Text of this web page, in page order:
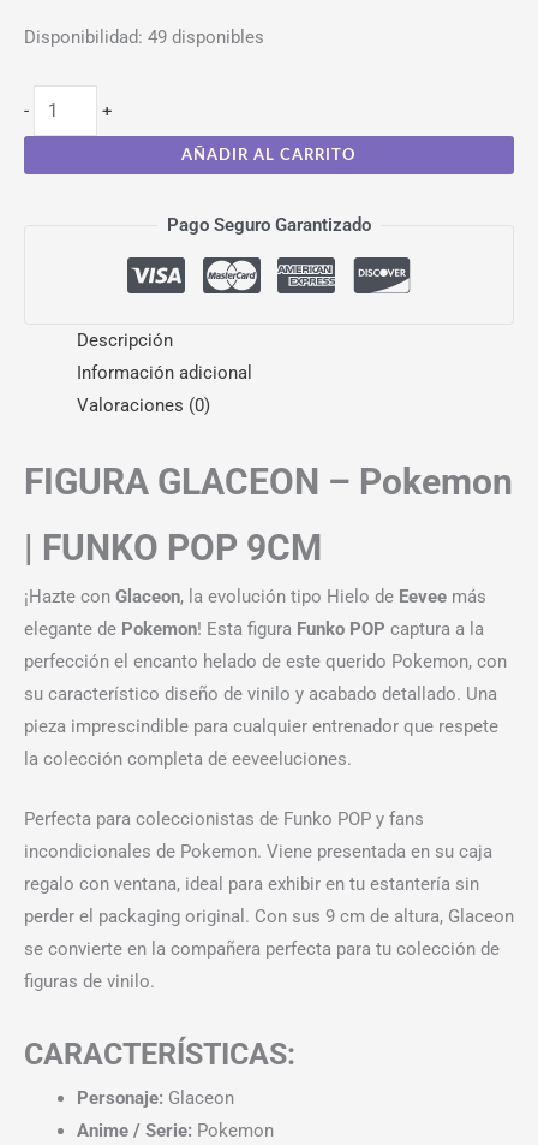
Disponibilidad: 49 disponibles
- +
AÑADIR AL CARRITO
Pago Seguro Garantizado
Descripción
Información adicional
Valoraciones (0)
FIGURA GLACEON – Pokemon
| FUNKO POP 9CM
¡Hazte con Glaceon, la evolución tipo Hielo de Eevee más
elegante de Pokemon! Esta figura Funko POP captura a la
perfección el encanto helado de este querido Pokemon, con
su característico diseño de vinilo y acabado detallado. Una
pieza imprescindible para cualquier entrenador que respete
la colección completa de eeveeluciones.
Perfecta para coleccionistas de Funko POP y fans
incondicionales de Pokemon. Viene presentada en su caja
regalo con ventana, ideal para exhibir en tu estantería sin
perder el packaging original. Con sus 9 cm de altura, Glaceon
se convierte en la compañera perfecta para tu colección de
figuras de vinilo.
CARACTERÍSTICAS:
Personaje: Glaceon
Anime / Serie: Pokemon